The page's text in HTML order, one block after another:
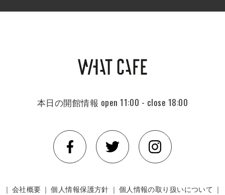
本日の開館情報 open 11:00 - close 18:00
｜ 会社概要 ｜個人情報保護方針 ｜ 個人情報の取り扱いについて ｜